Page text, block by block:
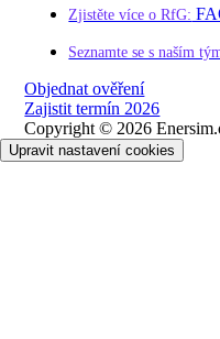
Zjistěte více o RfG:
Seznamte se s naším
Objednat ověření
Zajistit termín 2026
Copyright © 2026
Upravit nastavení cookies